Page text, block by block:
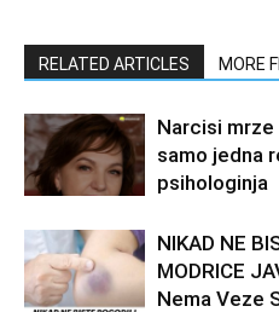
RELATED ARTICLES MORE
Narcisi
samo jedna
psihologinja
NIKAD NE
MODRICE
Nema Veze